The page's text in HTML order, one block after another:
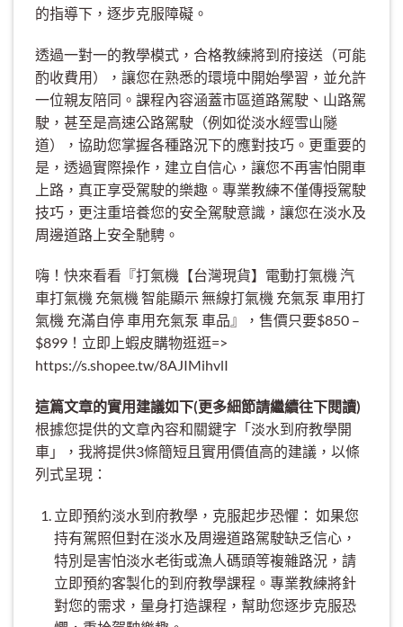
的指導下，逐步克服障礙。
透過一對一的教學模式，合格教練將到府接送（可能
酌收費用），讓您在熟悉的環境中開始學習，並允許
一位親友陪同。課程內容涵蓋市區道路駕駛、山路駕
駛，甚至是高速公路駕駛（例如從淡水經雪山隧
道），協助您掌握各種路況下的應對技巧。更重要的
是，透過實際操作，建立自信心，讓您不再害怕開車
上路，真正享受駕駛的樂趣。專業教練不僅傳授駕駛
技巧，更注重培養您的安全駕駛意識，讓您在淡水及
周邊道路上安全馳騁。
嗨！快來看看『打氣機【台灣現貨】電動打氣機 汽
車打氣機 充氣機 智能顯示 無線打氣機 充氣泵 車用打
氣機 充滿自停 車用充氣泵 車品』，售價只要$850 –
$899！立即上蝦皮購物逛逛=>
https://s.shopee.tw/8AJIMihvlI
這篇文章的實用建議如下(更多細節請繼續往下閱讀)
根據您提供的文章內容和關鍵字「淡水到府教學開
車」，我將提供3條簡短且實用價值高的建議，以條
列式呈現：
立即預約淡水到府教學，克服起步恐懼： 如果您
持有駕照但對在淡水及周邊道路駕駛缺乏信心，
特別是害怕淡水老街或漁人碼頭等複雜路況，請
立即預約客製化的到府教學課程。專業教練將針
對您的需求，量身打造課程，幫助您逐步克服恐